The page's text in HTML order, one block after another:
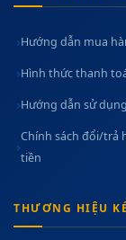
Hướng dẫn mua
Hình thức thanh
Hướng dẫn sử
Chính sách đổi/trả
tiền
THƯƠNG HIỆU